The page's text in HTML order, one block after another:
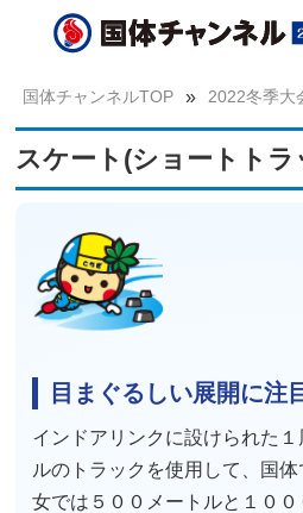
国体チャンネルTOP » 2022冬季大
スケート(ショートトラ
目まぐるしい展開に注
インドアリンクに設けられた
ルのトラックを使用して、国
女では５００メートルと１０